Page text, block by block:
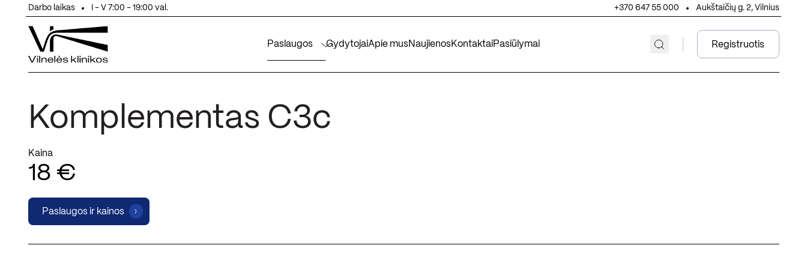
Eiti prie turinio
Darbo laikas I - V 7:00 - 19:00 val. +370 647 55 000 Aukštaičių g. 2, Vilnius
Paslaugos GydytojaiApie musNaujienosKontaktaiPasiūlymai Registruotis
Komplementas C3c
Kaina
18 €
Paslaugos ir kainos